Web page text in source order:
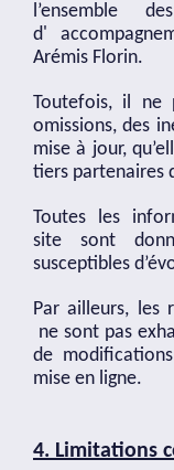
l’ensemble
d'
Arémis Florin.
Toutefois, il ne
omissions, des
mise à jour,
tiers partenaires
Toutes les
site sont
susceptibles
Par ailleurs, les
ne sont pas
de
mise en ligne.
4. Limitations